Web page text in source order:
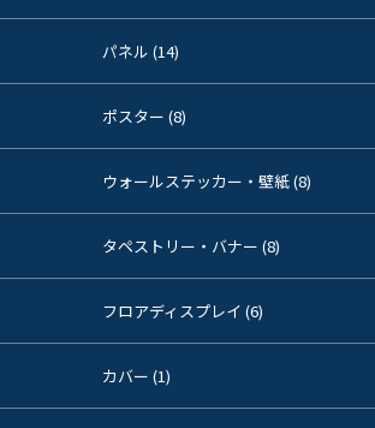
パネル (14)
ポスター (8)
ウォールステッカー・壁紙 (8)
タペストリー・バナー (8)
フロアディスプレイ (6)
カバー (1)